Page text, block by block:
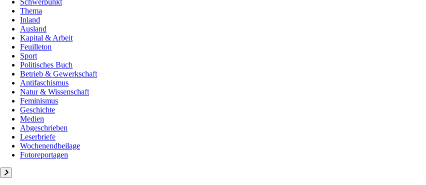
Schwerpunkt
Thema
Inland
Ausland
Kapital & Arbeit
Feuilleton
Sport
Politisches Buch
Betrieb & Gewerkschaft
Antifaschismus
Natur & Wissenschaft
Feminismus
Geschichte
Medien
Abgeschrieben
Leserbriefe
Wochenendbeilage
Fotoreportagen